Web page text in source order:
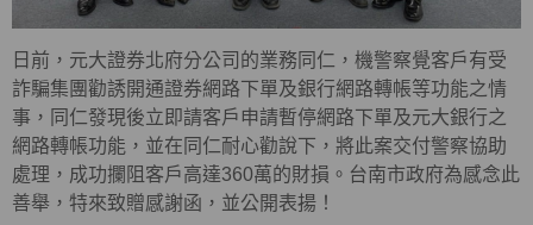
日前，元大證券北府分公司的業務同仁，機警察覺客戶有受
詐騙集團勸誘開通證券網路下單及銀行網路轉帳等功能之情
事，同仁發現後立即請客戶申請暫停網路下單及元大銀行之
網路轉帳功能，並在同仁耐心勸說下，將此案交付警察協助
處理，成功攔阻客戶高達360萬的財損。台南市政府為感念此
善舉，特來致贈感謝函，並公開表揚！